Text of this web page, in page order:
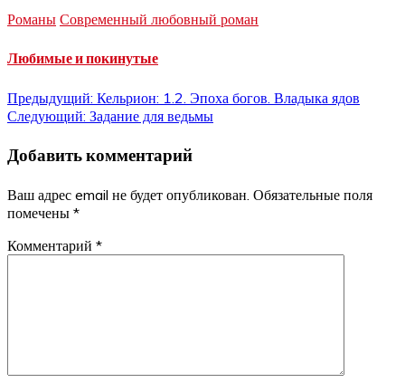
Романы Современный любовный роман
Любимые и покинутые
Навигация
записям
Предыдущий: Кельрион: 1.2. Эпоха богов. Владыка ядов
Следующий: Задание для ведьмы
Добавить комментарий
Ваш адрес email не будет опубликован. Обязательные поля
помечены *
Комментарий *